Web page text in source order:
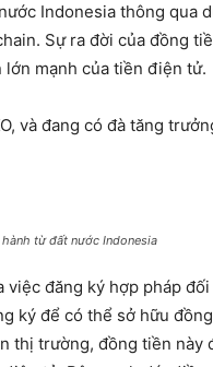
Indonesia thông qua
Sự ra đời của đồng
mạnh của tiền điện tử.
và đang có đà tăng
từ đất nước Indonesia
việc đăng ký hợp pháp
ký để có thể sở hữu
thị trường, đồng tiền này